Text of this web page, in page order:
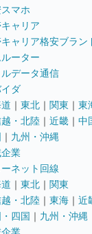
マホ
ャリア
ャリア格安ブラン
ーター
データ通信
ダ
｜ 東北 ｜ 関東 ｜ 東
・北陸 ｜ 近畿 ｜ 中
｜ 九州・沖縄
業
ネット回線
｜ 東北 ｜ 関東
・北陸 ｜ 東海 ｜ 近
四国 ｜ 九州・沖縄